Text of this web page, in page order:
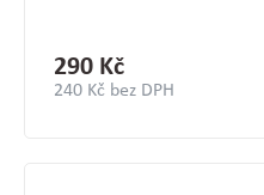
290 Kč
240 Kč bez DPH